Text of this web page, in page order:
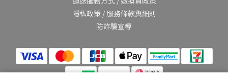
隱私政策/ 服務條款與細則
防詐騙宣導